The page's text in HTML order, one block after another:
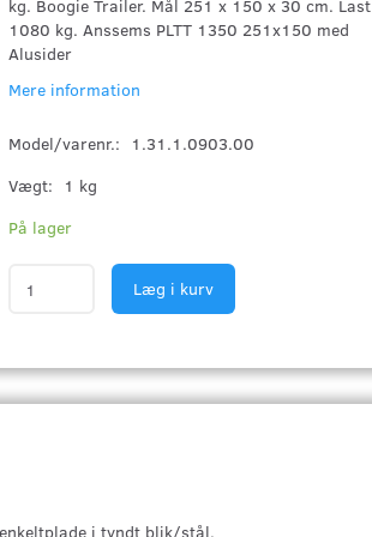
kg. Boogie Trailer. Mål 251 x 150 x 30 cm. Last
1080 kg. Anssems PLTT 1350 251x150 med
Alusider
Mere information
Model/varenr.:
1.31.1.0903.00
Vægt:
1 kg
På lager
Læg i kurv
i tyndt blik/stål.